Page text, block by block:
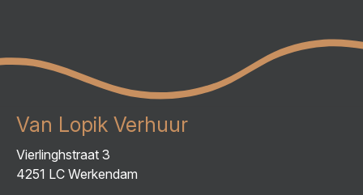
Van Lopik Verhuur
Vierlinghstraat 3
4251 LC Werkendam